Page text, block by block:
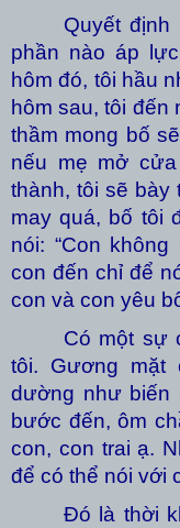
Quyết
phần nào áp
hôm đó, tôi hầu
hôm sau, tôi đến
thầm mong bố
nếu mẹ mở
thành, tôi sẽ
may quá, bố tôi
nói: “Con
con đến chỉ để
con và con yêu
Có một sự
tôi. Gương mặt
dường như biến
bước đến, ôm
con, con trai ạ.
để có thể nói với
Đó là thời